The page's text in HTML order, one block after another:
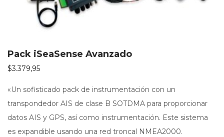
Pack iSeaSense Avanzado
$3.379,95
«Un sofisticado pack de instrumentación con un
transpondedor AIS de clase B SOTDMA para proporcionar
datos AIS y GPS, así como instrumentación. Este sistema
es expandible usando una red troncal NMEA2000.